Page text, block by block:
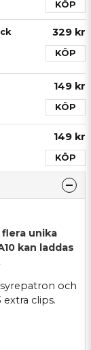
KÖP
329 kr
KÖP
149 kr
KÖP
149 kr
KÖP
unika
kan laddas
och
clips.